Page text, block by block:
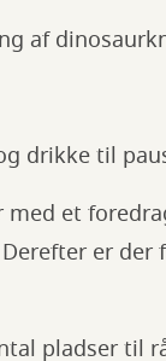
af
drikke til
et
er
pladser til